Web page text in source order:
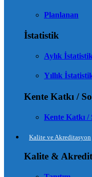
Planlanan
İstatistik
Aylık İstatistik
Yıllık
Kente Katkı /
Kente Katkı /
Kalite ve Akreditasyon
Kalite &